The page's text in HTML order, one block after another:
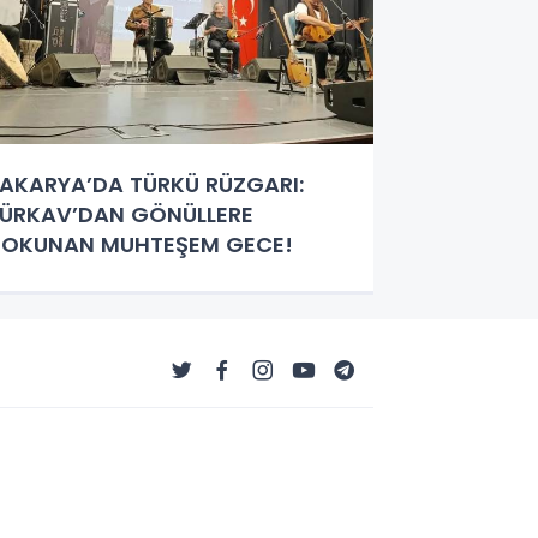
TÜRKÜ RÜZGARI:
GÖNÜLLERE
MUHTEŞEM GECE!